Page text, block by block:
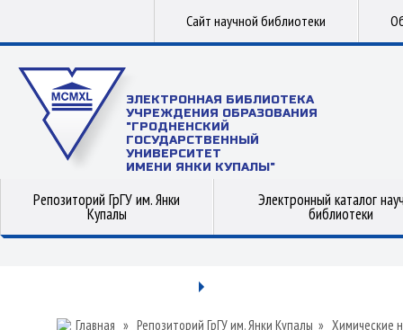
Сайт научной библиотеки
ЭЛЕКТРОННАЯ БИБЛИОТЕКА
УЧРЕЖДЕНИЯ ОБРАЗОВАНИЯ
"ГРОДНЕНСКИЙ
ГОСУДАРСТВЕННЫЙ
УНИВЕРСИТЕТ
ИМЕНИ ЯНКИ КУПАЛЫ"
Репозиторий ГрГУ им. Янки
Купалы
Электронный каталог
библиотеки
Главная » Репозиторий ГрГУ им. Янки Купалы » Химические